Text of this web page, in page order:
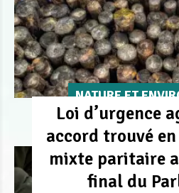
NATURE ET
Loi d’urgence
accord trouvé
mixte paritaire
final du